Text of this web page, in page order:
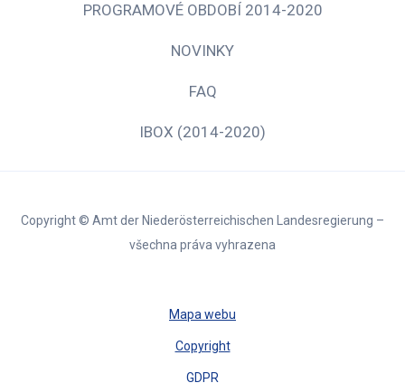
PROGRAMOVÉ OBDOBÍ 2014-2020
NOVINKY
FAQ
IBOX (2014-2020)
Copyright © Amt der Niederösterreichischen Landesregierung –
všechna práva vyhrazena
Mapa webu
Copyright
GDPR